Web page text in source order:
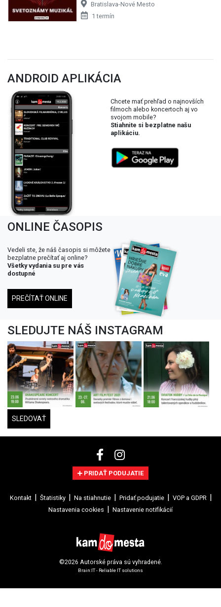
Bratislava-Nové Mesto
1 termín
ANDROID APLIKÁCIA
Chcete mať prehľad o najnovších
filmoch alebo koncertoch aj vo
svojom mobile?
Stiahnite si bezplatne našu
aplikáciu.
ONLINE ČASOPIS
Vedeli ste, že náš časopis si môžete
bezplatne prečítať aj online?
Všetky vydania su pre vás
dostupné
PREČÍTAŤ ONLINE
SLEDUJTE NÁŠ INSTAGRAM
SLEDOVAŤ
PRIDAŤ PODUJATIE
Kontakt Štatistiky Na stiahnutie Pridať podujatie
VOP a GDPR
Nastavenia cookies
Nastavenie notifikácií
©2026 Autorské práva sú vyhradené.
Brain:IT - Reliable IT solutions